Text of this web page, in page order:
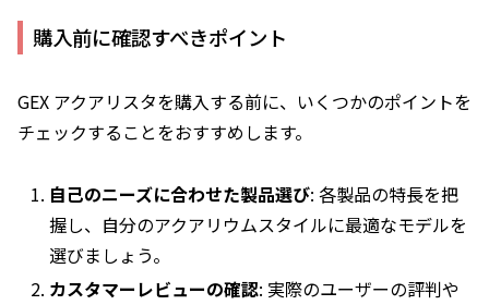
購入前に確認すべきポイント
GEX アクアリスタを購入する前に、いくつかのポイントを
チェックすることをおすすめします。
自己のニーズに合わせた製品選び: 各製品の特長を把
握し、自分のアクアリウムスタイルに最適なモデルを
選びましょう。
カスタマーレビューの確認: 実際のユーザーの評判や